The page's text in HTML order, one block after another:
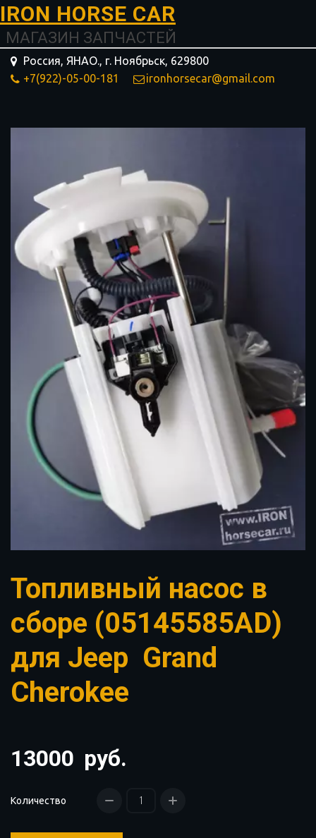
I­­RON HORSE ­­­­­­CAR
МАГАЗИН ЗАПЧАСТЕЙ
Россия, ЯНАО., г. Ноябрьск, 629800
+7(922)-05-00-181
ironhorsecar@gmail.com
Топливный насос в
сборе (05145585AD)
для Jeep Grand
Cherokee
13000 руб.
Количество